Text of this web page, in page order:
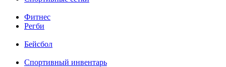
Фитнес
Регби
Бейсбол
Спортивный инвентарь